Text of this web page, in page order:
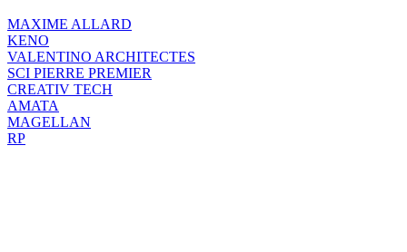
MAXIME ALLARD
KENO
VALENTINO ARCHITECTES
SCI PIERRE PREMIER
CREATIV TECH
AMATA
MAGELLAN
RP